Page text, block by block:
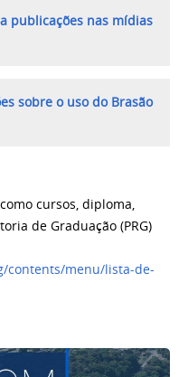
publicações nas mídias
sobre o uso do Brasão
cursos, diploma,
de Graduação (PRG)
menu/lista-de-